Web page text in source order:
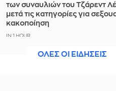
των συναυλιών του Τζάρεντ
μετά τις κατηγορίες για
κακοποίηση
IN 1 HOUR
Ουκρανία: 2 Δύο νεκροί και 6
ΟΛΕΣ ΟΙ ΕΙΔΗΣΕΙΣ